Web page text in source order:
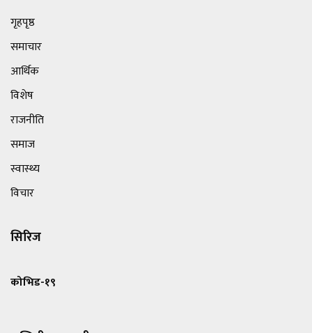
गृहपृष्ठ
समाचार
आर्थिक
विशेष
राजनीति
समाज
स्वास्थ्य
विचार
सिरिज
कोभिड-१९